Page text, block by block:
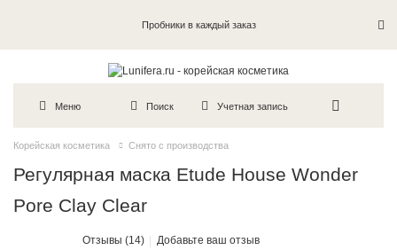
Пробники в каждый заказ
Меню Поиск Учетная запись
Корейская косметика Снято с производства
Регулярная маска Etude House Wonder
Pore Clay Clear
Отзывы (14) Добавьте ваш отзыв